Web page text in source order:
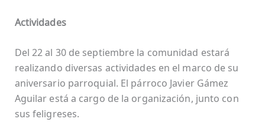
Actividades
Del 22 al 30 de septiembre la comunidad estará
realizando diversas actividades en el marco de su
aniversario parroquial. El párroco Javier Gámez
Aguilar está a cargo de la organización, junto con
sus feligreses.